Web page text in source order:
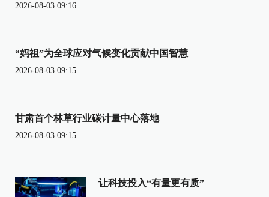
2026-08-03 09:16
“妈祖”为全球应对气候变化贡献中国智慧
2026-08-03 09:15
甘肃首个林草行业碳计量中心落地
2026-08-03 09:15
让科技投入“有量更有质”